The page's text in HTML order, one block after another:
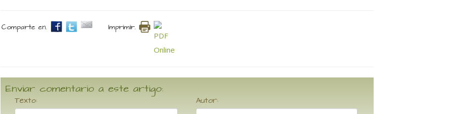
Comparte en. Imprimir.
Enviar comentario a este artigo:
Texto: Autor: